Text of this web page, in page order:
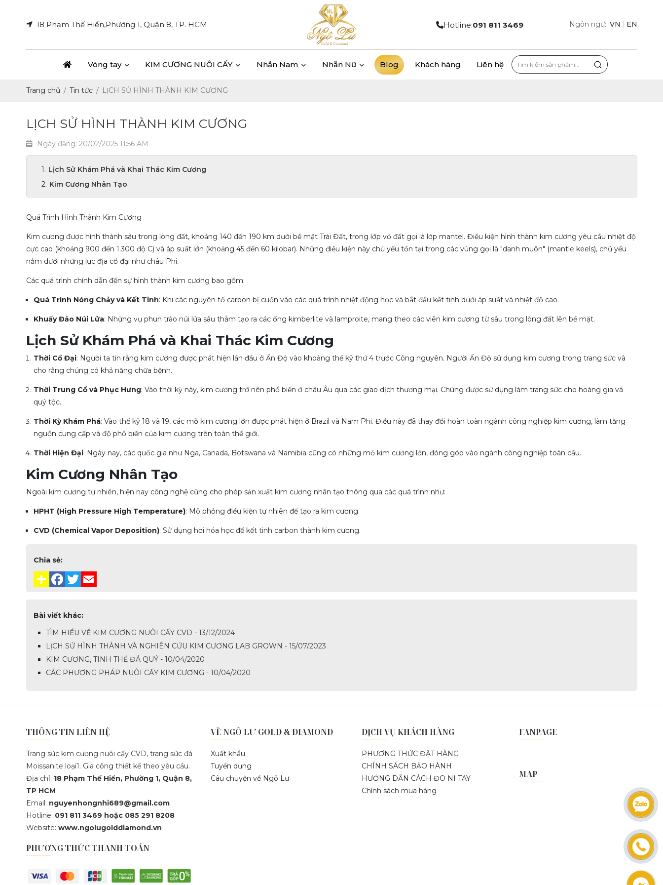
18 Phạm Thế Hiển,Phường 1, Quận 8, TP. HCM Hotline:091 811 3469 Ngôn ngữ: VN EN
Vòng tay KIM CƯƠNG NUÔI CẤY Nhẫn Nam Nhẫn Nữ Blog Khách hàng Liên hệ
Trang chủ Tin tức LỊCH SỬ HÌNH THÀNH KIM CƯƠNG
LỊCH SỬ HÌNH THÀNH KIM CƯƠNG
Ngày đăng: 20/02/2025 11:56 AM
Lịch Sử Khám Phá và Khai Thác Kim Cương
Kim Cương Nhân Tạo
Quá Trình Hình Thành Kim Cương
Kim cương được hình thành sâu trong lòng đất, khoảng 140 đến 190 km dưới bề mặt Trái Đất, trong lớp vỏ đất gọi là lớp mantel. Điều kiện hình thành kim cương yêu cầu nhiệt độ
cực cao (khoảng 900 đến 1.300 độ C) và áp suất lớn (khoảng 45 đến 60 kilobar). Những điều kiện này chủ yếu tồn tại trong các vùng gọi là "danh muôn" (mantle keels), chủ yếu
nằm dưới những lục địa cổ đại như châu Phi.
Các quá trình chính dẫn đến sự hình thành kim cương bao gồm:
Quá Trình Nóng Chảy và Kết Tinh: Khi các nguyên tố carbon bị cuốn vào các quá trình nhiệt động học và bắt đầu kết tinh dưới áp suất và nhiệt độ cao.
Khuấy Đảo Núi Lửa: Những vụ phun trào núi lửa sâu thẳm tạo ra các ống kimberlite và lamproite, mang theo các viên kim cương từ sâu trong lòng đất lên bề mặt.
Lịch Sử Khám Phá và Khai Thác Kim Cương
Thời Cổ Đại: Người ta tin rằng kim cương được phát hiện lần đầu ở Ấn Độ vào khoảng thế kỷ thứ 4 trước Công nguyên. Người Ấn Độ sử dụng kim cương trong trang sức và
cho rằng chúng có khả năng chữa bệnh.
Thời Trung Cổ và Phục Hưng: Vào thời kỳ này, kim cương trở nên phổ biến ở châu Âu qua các giao dịch thương mại. Chúng được sử dụng làm trang sức cho hoàng gia và
quý tộc.
Thời Kỳ Khám Phá: Vào thế kỷ 18 và 19, các mỏ kim cương lớn được phát hiện ở Brazil và Nam Phi. Điều này đã thay đổi hoàn toàn ngành công nghiệp kim cương, làm tăng
nguồn cung cấp và độ phổ biến của kim cương trên toàn thế giới.
Thời Hiện Đại: Ngày nay, các quốc gia như Nga, Canada, Botswana và Namibia cũng có những mỏ kim cương lớn, đóng góp vào ngành công nghiệp toàn cầu.
Kim Cương Nhân Tạo
Ngoài kim cương tự nhiên, hiện nay công nghệ cũng cho phép sản xuất kim cương nhân tạo thông qua các quá trình như:
HPHT (High Pressure High Temperature): Mô phỏng điều kiện tự nhiên để tạo ra kim cương.
CVD (Chemical Vapor Deposition): Sử dụng hơi hóa học để kết tinh carbon thành kim cương.
Chia sẻ:
Bài viết khác:
TÌM HIỂU VỀ KIM CƯƠNG NUÔI CẤY CVD - 13/12/2024
LỊCH SỬ HÌNH THÀNH VÀ NGHIÊN CỨU KIM CƯƠNG LAB GROWN - 15/07/2023
KIM CƯƠNG, TINH THỂ ĐÁ QUÝ - 10/04/2020
CÁC PHƯƠNG PHÁP NUÔI CẤY KIM CƯƠNG - 10/04/2020
THÔNG TIN LIÊN HỆ
Trang sức kim cương nuôi cấy CVD, trang sức đá
Moissanite loại1. Gia công thiết kế theo yêu cầu.
Địa chỉ: 18 Phạm Thế Hiển, Phường 1, Quận 8,
TP HCM
Email: nguyenhongnhi689@gmail.com
Hotline: 091 811 3469 hoặc 085 291 8208
Website: www.ngolugolddiamond.vn
PHƯƠNG THỨC THANH TOÁN
VỀ NGÔ LƯ GOLD & DIAMOND
Xuất khẩu
Tuyển dụng
Câu chuyện về Ngô Lư
DỊCH VỤ KHÁCH HÀNG
PHƯƠNG THỨC ĐẶT HÀNG
CHÍNH SÁCH BẢO HÀNH
HƯỚNG DẪN CÁCH ĐO NI TAY
Chính sách mua hàng
FANPAGE
MAP